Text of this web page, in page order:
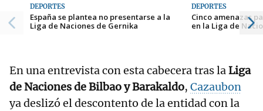
DEPORTES
España se plantea no presentarse a la
Liga de Naciones de Gernika
DEPORTES
Cinco amenazas
en la Liga de
En una entrevista con esta cabecera tras laLiga
de Naciones de Bilbao y Barakaldo, Cazaubon
ya deslizó el descontento de la entidad con la